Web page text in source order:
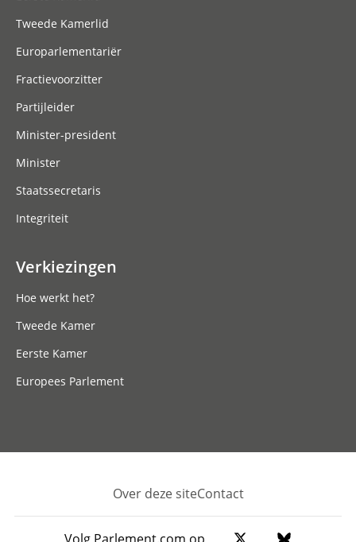
Tweede Kamerlid
Europarlementariër
Fractievoorzitter
Partijleider
Minister-president
Minister
Staatssecretaris
Integriteit
Verkiezingen
Hoe werkt het?
Tweede Kamer
Eerste Kamer
Europees Parlement
Footer
Over deze siteContact